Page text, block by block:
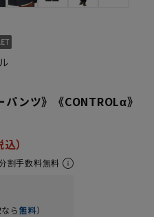
ンツ》《CONTROLα》
割手数料無料
ら無料）